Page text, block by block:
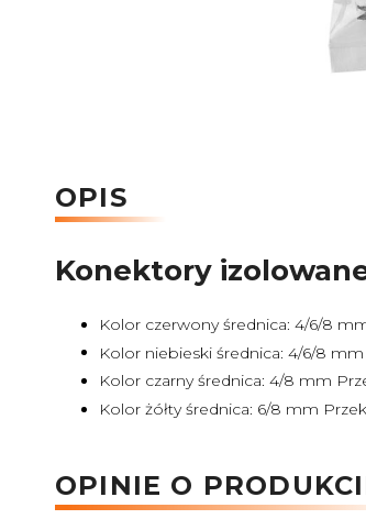
OPIS
Konektory
Kolor czerwony średnica: 4/6/8
Kolor niebieski średnica: 4/6/8
Kolor czarny średnica: 4/8 mm
Kolor żółty średnica: 6/8 mm
OPINIE O